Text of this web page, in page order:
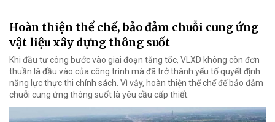
Hoàn thiện thể chế, bảo đảm chuỗi cung ứng
vật liệu xây dựng thông suốt
Khi đầu tư công bước vào giai đoạn tăng tốc, VLXD không còn đơn
thuần là đầu vào của công trình mà đã trở thành yếu tố quyết định
năng lực thực thi chính sách. Vì vậy, hoàn thiện thể chế để bảo đảm
chuỗi cung ứng thông suốt là yêu cầu cấp thiết.